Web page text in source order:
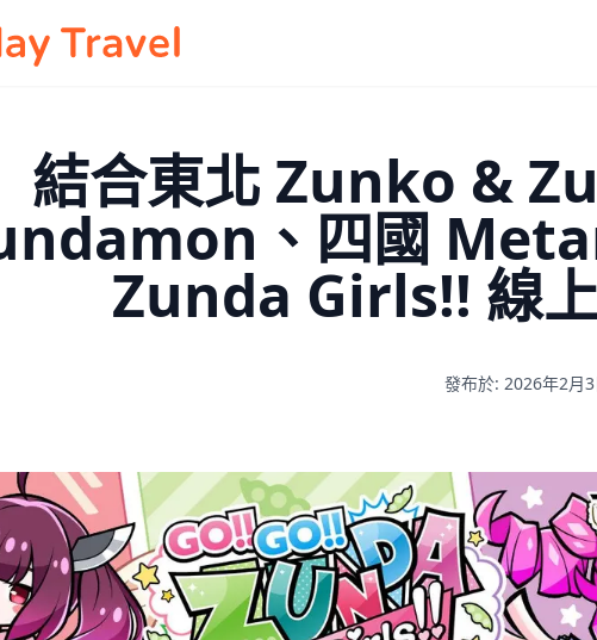
結合東北 Zunko &
、四國
Zunda Girls!! 線
發布於: 2026年2月3